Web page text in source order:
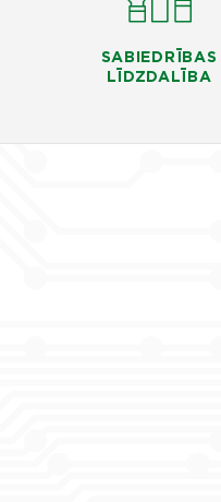
SABIEDRĪBAS
LĪDZDALĪBA